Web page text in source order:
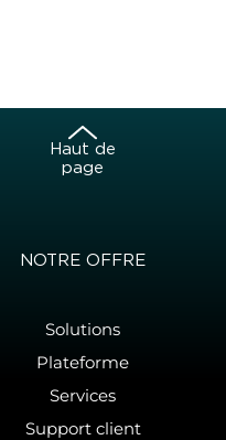
Haut de
page
NOTRE OFFRE
Solutions
Plateforme
Services
Support client